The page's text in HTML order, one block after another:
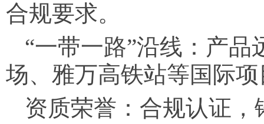
合规要求。
“一带一路”沿线：产
场、雅万高铁站等国际
资质荣誉：合规认证，